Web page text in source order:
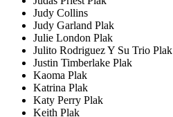
Judy Collins
Judy Garland Plak
Julie London Plak
Julito Rodriguez Y Su Trio Plak
Justin Timberlake Plak
Kaoma Plak
Katrina Plak
Katy Perry Plak
Keith Plak